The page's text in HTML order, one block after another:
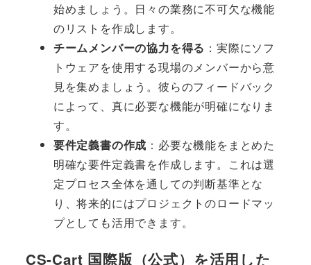
始めましょう。日々の業務に不可欠な機能
のリストを作成します。
チームメンバーの協力を得る ：実際にソフ
トウェアを使用する現場のメンバーから意
見を集めましょう。彼らのフィードバック
によって、真に必要な機能が明確になりま
す。
要件定義書の作成 ：必要な機能をまとめた
明確な要件定義書を作成します。これは選
定プロセス全体を通しての判断基準とな
り、将来的にはプロジェクトのロードマッ
プとしても活用できます。
CS-Cart 国際版（公式）を活用した